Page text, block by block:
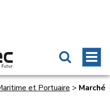
et Portuaire > Marché